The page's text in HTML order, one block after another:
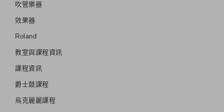
吹管樂器
效果器
Roland
教室與課程資訊
課程資訊
爵士鼓課程
烏克麗麗課程